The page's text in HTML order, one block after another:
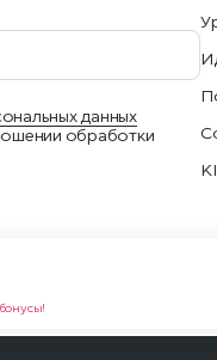
данных
обработки